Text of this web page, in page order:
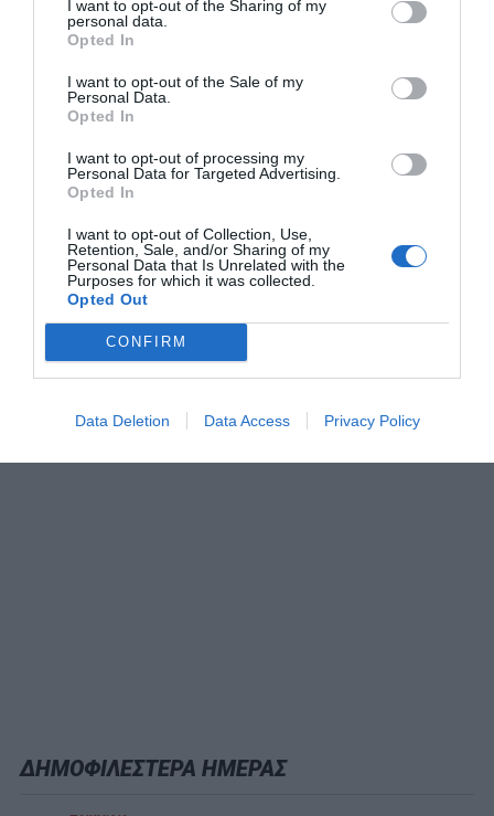
I want to opt-out of the Sharing of my
personal data.
Opted In
I want to opt-out of the Sale of my
Personal Data.
Opted In
I want to opt-out of processing my
Personal Data for Targeted Advertising.
Opted In
I want to opt-out of Collection, Use,
Retention, Sale, and/or Sharing of my
Personal Data that Is Unrelated with the
Purposes for which it was collected.
Opted Out
CONFIRM
Data Deletion Data Access Privacy Policy
Ο ίδιος δεν έδειξε ποτέ μια ματαιόδοξη διάθεση να
απομυζήσει όλη αυτ»ή την αγάπη για τις ταινίες του και
να βγαίνει σε εκπομπές στην τηλεόραση μια φορά το
εξάμηνο, να μιλάει σε περιοδικά, εφημερίδες και να
σχολιάζει αυτή τη νέα πνοή που βρήκε το Ας Περιμένουν
Οι Γυναίκες.
Δεν το επεδίωξε. Ρέμβαζε στο πεζοδρόμιο και περίμενε
τη στιγμή που θα ένιωθε ανάγκη να συναντήσει ξανά
Γυναίκες. Τα «φορολογικά βιβλία» του έκλεισαν, η
επιχείρηση «Ζωή» έφτασε στο τέρμα της κι ο Σταυρός
Τσιώλης έχει στρωμένο ένα μονοπάτι μύθου που μπορεί
να φτάσει ως τα πέρατα του αιώνα.
ΔΗΜΟΦΙΛΕΣΤΕΡΑ ΗΜΕΡΑΣ